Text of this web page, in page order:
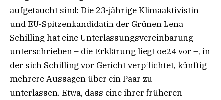
aufgetaucht sind: Die 23-jährige Klimaaktivistin
und EU-Spitzenkandidatin der Grünen Lena
Schilling hat eine Unterlassungsvereinbarung
unterschrieben – die Erklärung liegt oe24 vor –, in
der sich Schilling vor Gericht verpflichtet, künftig
mehrere Aussagen über ein Paar zu
unterlassen. Etwa, dass eine ihrer früheren